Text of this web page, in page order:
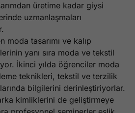
üretime kadar giysi
uzmanlaşmaları
moda tasarımı ve kalıp
yanı sıra moda ve tekstil
İkinci yılda öğrenciler moda
teknikleri, tekstil ve terzilik
bilgilerini derinleştiriyorlar.
kimliklerini de geliştirmeye